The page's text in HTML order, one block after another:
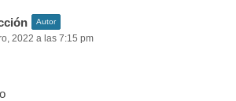
Autor
2022 a las 7:15 pm